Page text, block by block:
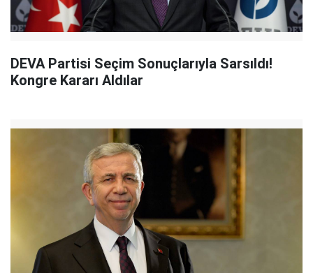
DEVA Partisi Seçim Sonuçlarıyla Sarsıldı!
Kongre Kararı Aldılar